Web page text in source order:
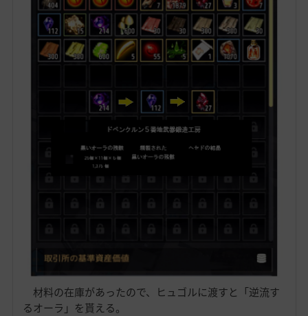
材料の在庫があったので、ヒュゴルに渡すと「逆流す
るオーラ」を貰える。